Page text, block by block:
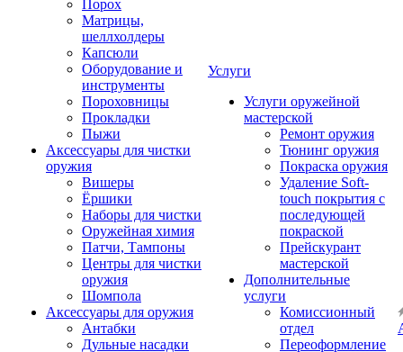
Порох
Матрицы,
шеллхолдеры
Капсюли
Оборудование и
инструменты
Пороховницы
Прокладки
Пыжи
Аксессуары для чистки
оружия
Вишеры
Ёршики
Наборы для чистки
Оружейная химия
Патчи, Тампоны
Центры для чистки
оружия
Шомпола
Аксессуары для оружия
Антабки
Дульные насадки
Услуги
Услуги оружейной
мастерской
Ремонт оружия
Тюнинг оружия
Покраска оружия
Удаление Soft-
touch покрытия с
последующей
покраской
Прейскурант
мастерской
Дополнительные
услуги
Комиссионный
отдел
Переоформление